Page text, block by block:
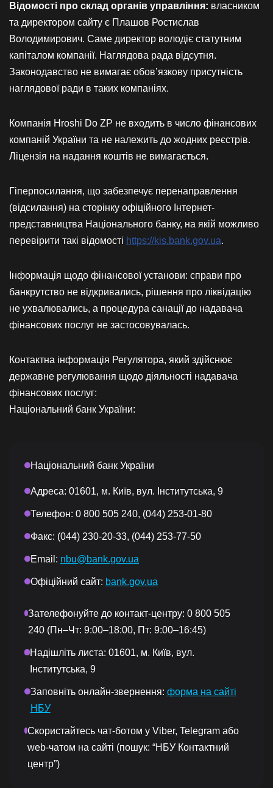
Відомості про склад органів управління: власником
та директором сайту є Плашов Ростислав
Володимирович. Саме директор володіє статутним
капіталом компанії. Наглядова рада відсутня.
Законодавство не вимагає обов’язкову присутність
наглядової ради в таких компаніях.
Компанія Hroshi Do ZP не входить в число фінансових
компаній України та не належить до жодних реєстрів.
Ліцензія на надання коштів не вимагається.
Гіперпосилання, що забезпечує перенаправлення
(відсилання) на сторінку офіційного Інтернет-
представництва Національного банку, на якій можливо
перевірити такі відомості https://kis.bank.gov.ua.
Інформація щодо фінансової установи: справи про
банкрутство не відкривались, рішення про ліквідацію
не ухвалювались, а процедура санації до надавача
фінансових послуг не застосовувалась.
Контактна інформація Регулятора, який здійснює
державне регулювання щодо діяльності надавача
фінансових послуг:
Національний банк України:
Національний банк України
Адреса: 01601, м. Київ, вул. Інститутська, 9
Телефон: 0 800 505 240, (044) 253-01-80
Факс: (044) 230-20-33, (044) 253-77-50
Email: nbu@bank.gov.ua
Офіційний сайт: bank.gov.ua
Зателефонуйте до контакт-центру: 0 800 505
240 (Пн–Чт: 9:00–18:00, Пт: 9:00–16:45)
Надішліть листа: 01601, м. Київ, вул.
Інститутська, 9
Заповніть онлайн-звернення: форма на сайті
НБУ
Скористайтесь чат-ботом у Viber, Telegram або
web-чатом на сайті (пошук: “НБУ Контактний
центр”)